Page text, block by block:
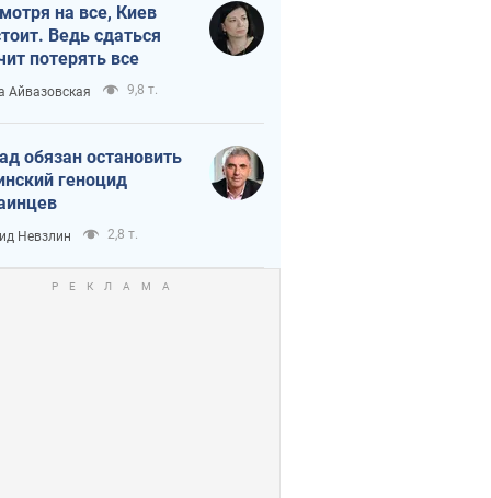
на все, Киев
Ведь сдаться
потерять все
Айвазовская 9,8 т.
обязан остановить
геноцид
Невзлин 2,8 т.